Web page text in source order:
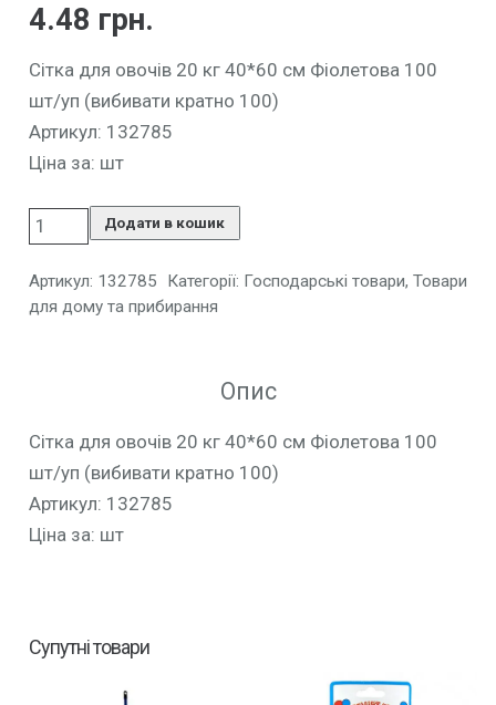
4.48 грн.
Сітка для овочів 20 кг 40*60 см Фіолетова 100
шт/уп (вибивати кратно 100)
Артикул: 132785
Ціна за: шт
Додати в кошик
Артикул: 132785 Категорії: Господарські товари, Товари
для дому та прибирання
Опис
Сітка для овочів 20 кг 40*60 см Фіолетова 100
шт/уп (вибивати кратно 100)
Артикул: 132785
Ціна за: шт
Супутні товари